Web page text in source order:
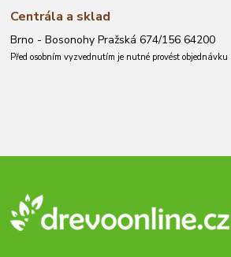
Centrála a sklad
Brno - Bosonohy Pražská 674/156 64200
Před osobním vyzvednutím je nutné provést objednávku